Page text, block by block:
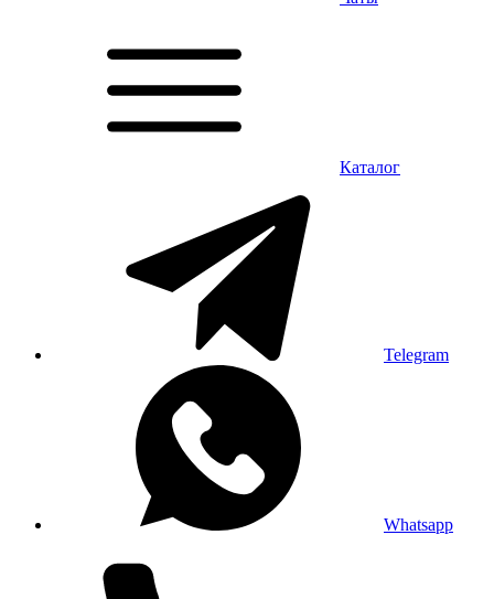
Каталог
Telegram
Whatsapp